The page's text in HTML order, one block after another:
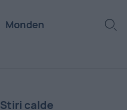
Monden
Stiri calde